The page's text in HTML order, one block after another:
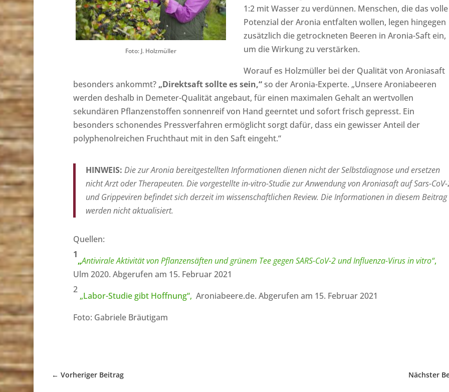
Foto: J. Holzmüller
1:2 mit Wasser zu verdünnen. Menschen, die das volle
Potenzial der Aronia entfalten wollen, legen hingegen
zusätzlich die getrockneten Beeren in Aronia-Saft ein,
um die Wirkung zu verstärken.
Worauf es Holzmüller bei der Qualität von Aroniasaft
besonders ankommt? „Direktsaft sollte es sein,“so der Aronia-Experte. „Unsere Aroniabeeren
werden deshalb in Demeter-Qualität angebaut, für einen maximalen Gehalt an wertvollen
sekundären Pflanzenstoffen sonnenreif von Hand geerntet und sofort frisch gepresst. Ein
besonders schonendes Pressverfahren ermöglicht sorgt dafür, dass ein gewisser Anteil der
polyphenolreichen Fruchthaut mit in den Saft eingeht.“
HINWEIS: Die zur Aronia bereitgestellten Informationen dienen nicht der Selbstdiagnose und ersetzen
nicht Arzt oder Therapeuten. Die vorgestellte in-vitro-Studie zur Anwendung von Aroniasaft auf Sars-
und Grippeviren befindet sich derzeit im wissenschaftlichen Review. Die Informationen in diesem Beitrag
werden nicht aktualisiert.
Quellen:
1
„Antivirale Aktivität von Pflanzensäften und grünem Tee gegen SARS-CoV-2 und Influenza-Virus in vitro“,
Ulm 2020. Abgerufen am 15. Februar 2021
2
„Labor-Studie gibt Hoffnung“, Aroniabeere.de. Abgerufen am 15. Februar 2021
Foto: Gabriele Bräutigam
←Vorheriger Beitrag Nächster